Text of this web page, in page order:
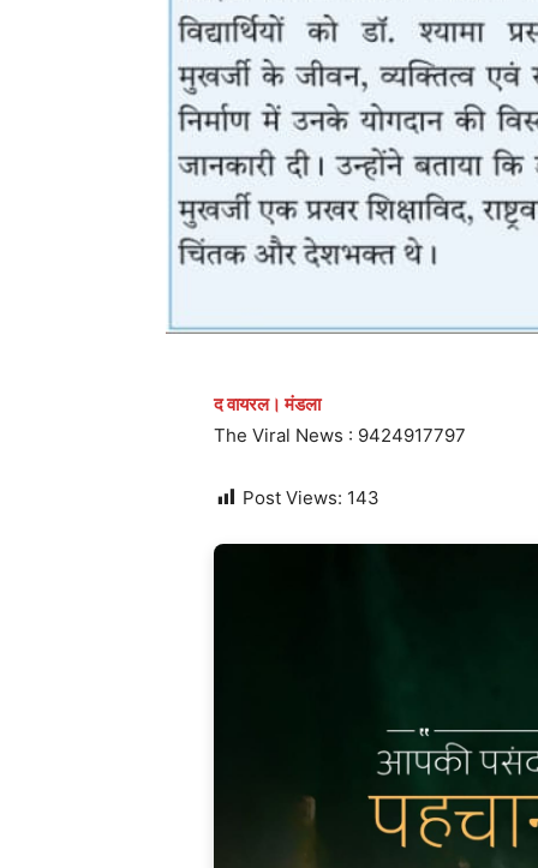
द वायरल। मंडला
The Viral News : 9424917797
Post Views: 143